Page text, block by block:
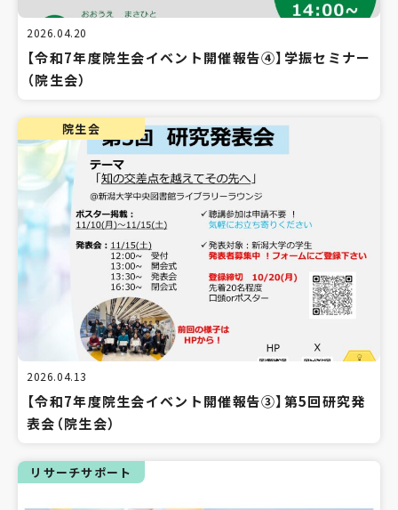
2026.04.20
【令和7年度院生会イベント開催報告④】学振セミナー
（院生会）
院生会
2026.04.13
【令和7年度院生会イベント開催報告③】第5回研究発
表会（院生会）
リサーチサポート